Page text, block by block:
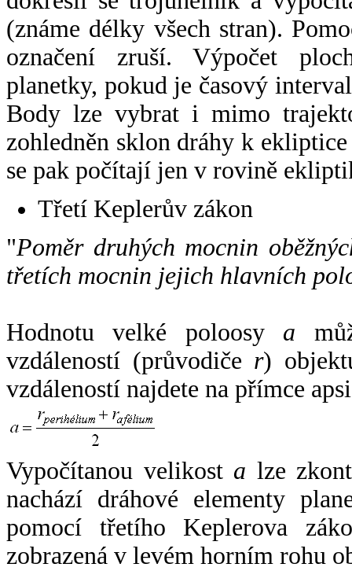
(známe délky všech stran).
označení zruší. Výpočet
planetky, pokud je časový
Body lze vybrat i mimo
zohledněn sklon dráhy k
se pak počítají jen v rovině
Třetí Keplerův zákon
"Poměr druhých mocnin
třetích mocnin jejich hlavních
Hodnotu velké poloosy a
vzdáleností (průvodiče r)
vzdáleností najdete na přímce
Vypočítanou velikost a lze
nachází dráhové elementy
pomocí třetího Keplerova
zobrazená v levém horním rohu